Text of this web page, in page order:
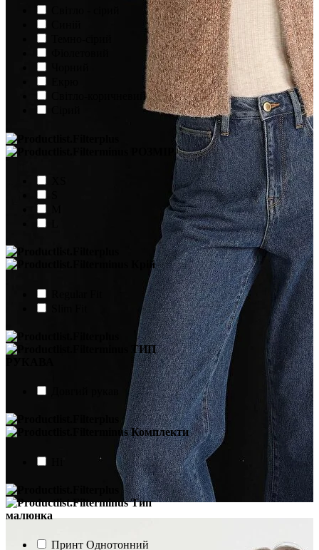
Світло-коричневий
Крій
ТИП
Комплекти
Тип
малюнка
Принт Однотонний